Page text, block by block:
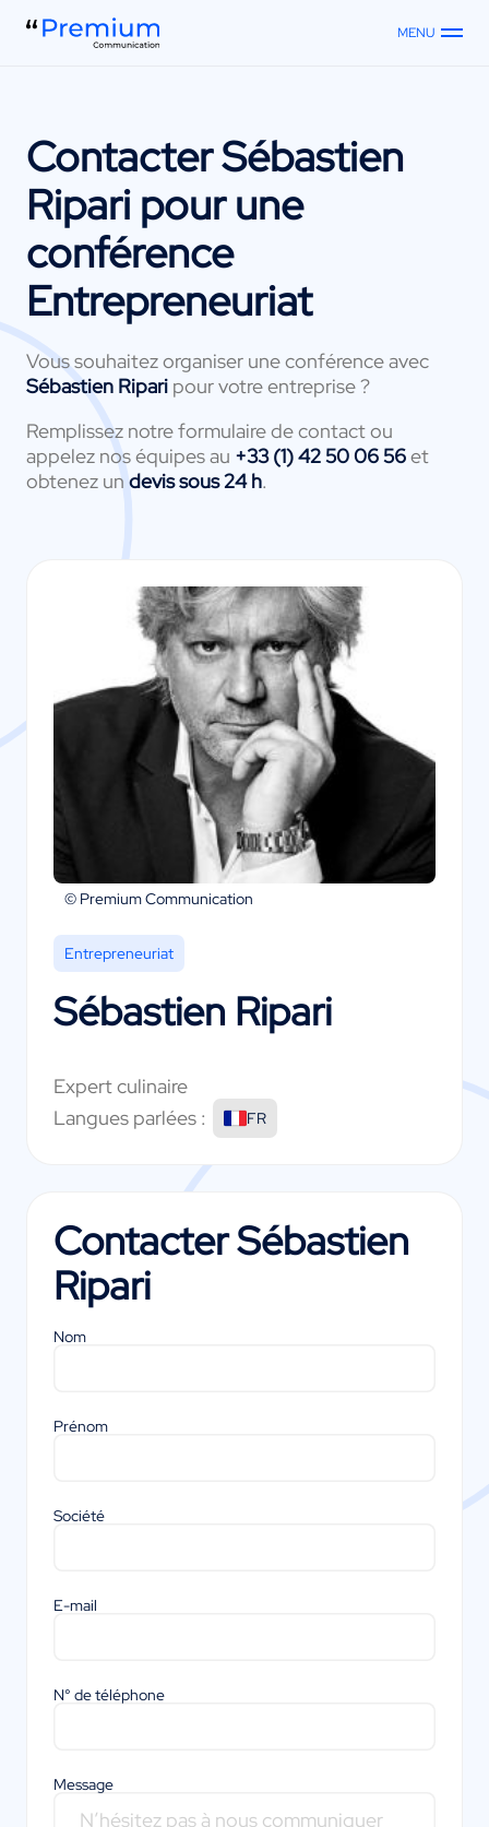
MENU
ContacterSébastien
Riparipour une
conférence
Entrepreneuriat
Vous souhaitez organiser une conférence avec
Sébastien Ripari pour votre entreprise ?
Remplissez notre formulaire de contact ou
appelez nos équipes au +33 (1) 42 50 06 56et
obtenez un devis sous 24 h.
© Premium Communication
Entrepreneuriat
Sébastien Ripari
Expert culinaire
Langues parlées :
FR
ContacterSébastien
Ripari
Nom
Prénom
Société
E-mail
N° de téléphone
Message